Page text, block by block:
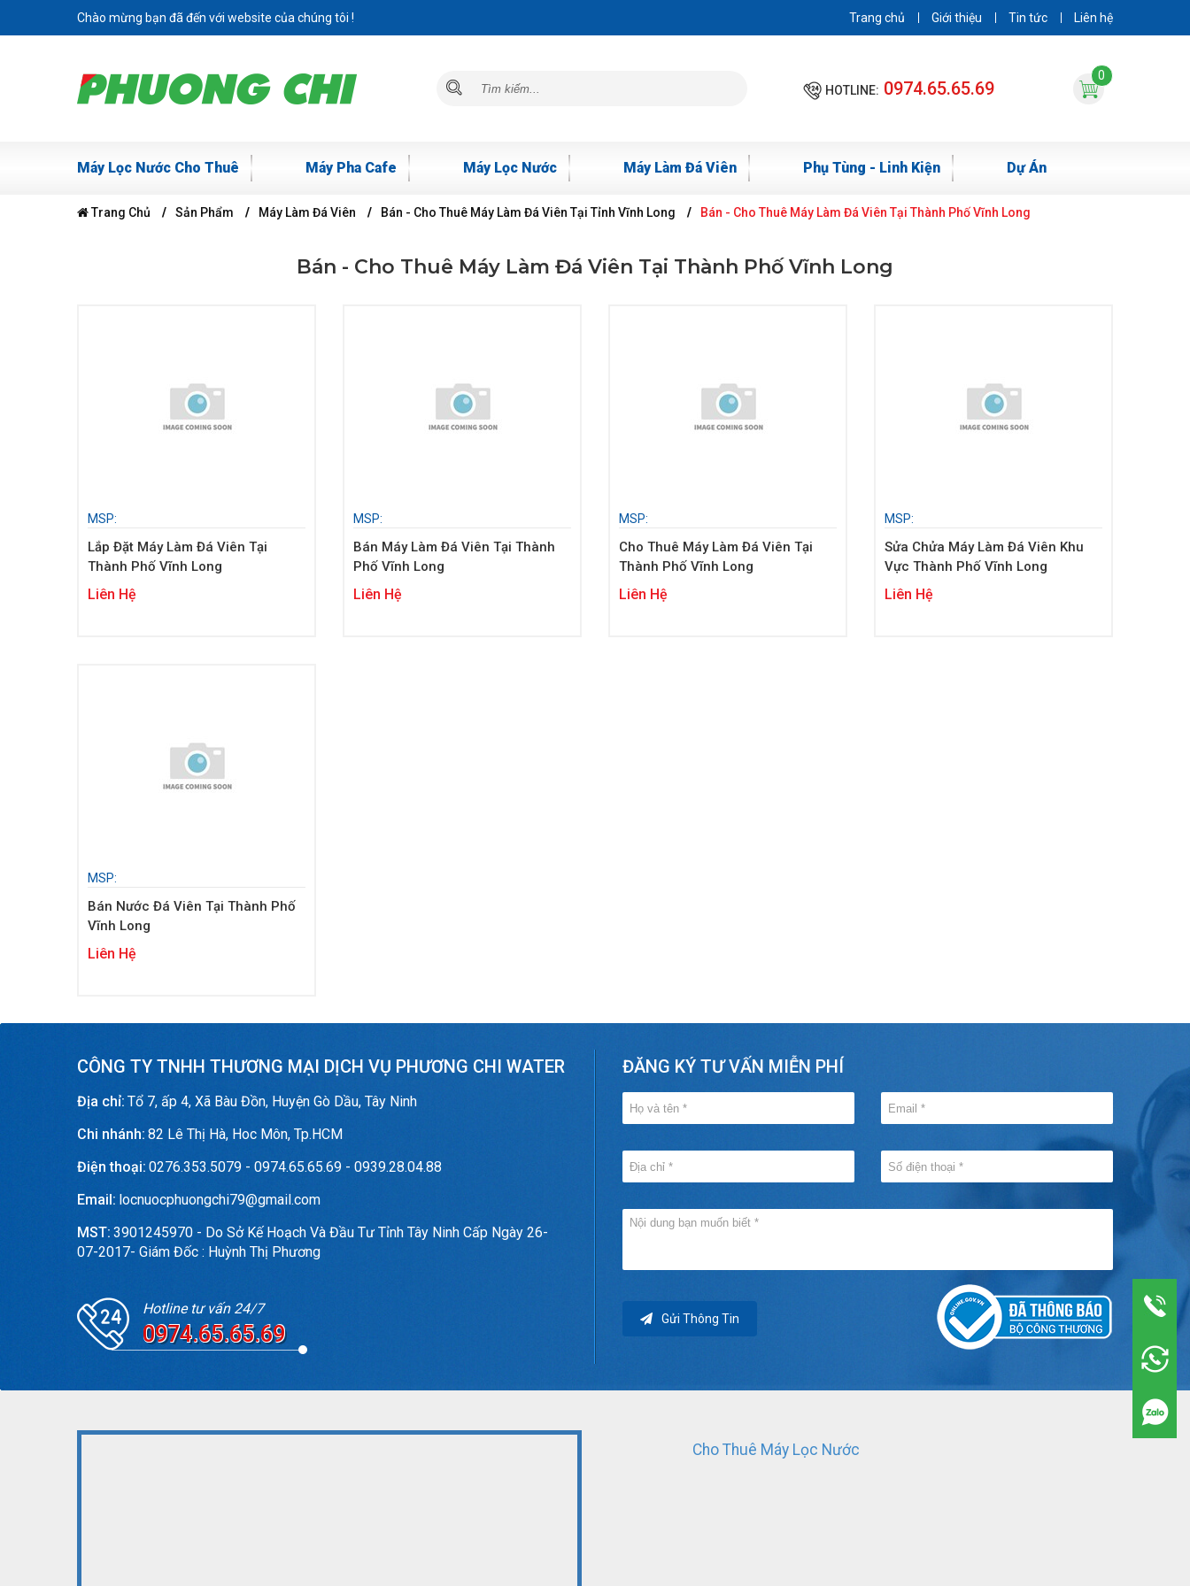
Chào mừng bạn đã đến với website của chúng tôi ! Trang chủ Giới thiệu Tin tức Liên hệ
HOTLINE: 0974.65.65.69
0
Máy Lọc Nước Cho Thuê Máy Pha Cafe Máy Lọc Nước Máy Làm Đá Viên Phụ Tùng - Linh Kiện Dự Án
Trang Chủ Sản Phẩm Máy Làm Đá Viên Bán - Cho Thuê Máy Làm Đá Viên Tại Tỉnh Vĩnh Long Bán - Cho Thuê Máy Làm Đá Viên Tại Thành Phố Vĩnh Long
Bán - Cho Thuê Máy Làm Đá Viên Tại Thành Phố Vĩnh Long
MSP:
Lắp Đặt Máy Làm Đá Viên Tại
Thành Phố Vĩnh Long
Liên Hệ
MSP:
Bán Máy Làm Đá Viên Tại Thành
Phố Vĩnh Long
Liên Hệ
MSP:
Cho Thuê Máy Làm Đá Viên Tại
Thành Phố Vĩnh Long
Liên Hệ
MSP:
Sửa Chửa Máy Làm Đá Viên Khu
Vực Thành Phố Vĩnh Long
Liên Hệ
MSP:
Bán Nước Đá Viên Tại Thành Phố
Vĩnh Long
Liên Hệ
CÔNG TY TNHH THƯƠNG MẠI DỊCH VỤ PHƯƠNG CHI WATER
Địa chỉ: Tổ 7, ấp 4, Xã Bàu Đồn, Huyện Gò Dầu, Tây Ninh
Chi nhánh: 82 Lê Thị Hà, Hoc Môn, Tp.HCM
Điện thoại: 0276.353.5079 - 0974.65.65.69 - 0939.28.04.88
Email: locnuocphuongchi79@gmail.com
MST: 3901245970 - Do Sở Kế Hoạch Và Đầu Tư Tỉnh Tây Ninh Cấp Ngày 26-
07-2017- Giám Đốc : Huỳnh Thị Phương
Hotline tư vấn 24/7
0974.65.65.69
ĐĂNG KÝ TƯ VẤN MIỄN PHÍ
Gửi Thông Tin
Cho Thuê Máy Lọc Nước